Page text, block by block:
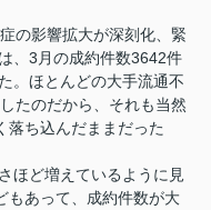
の影響拡大が深刻化、緊
、3月の成約件数3642件
。ほとんどの大手流通不
たのだから、それも当然
落ち込んだままだった
ほど増えているように見
もあって、成約件数が大